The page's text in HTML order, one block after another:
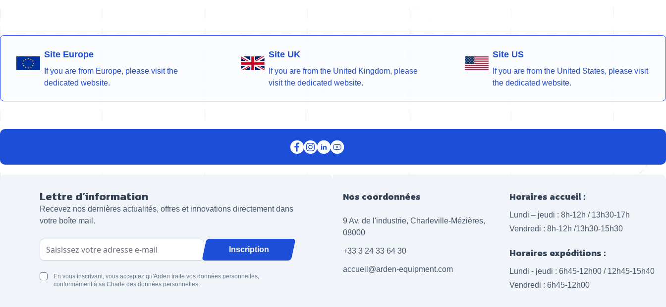
Site Europe
If you are from Europe, please visit the
dedicated website.
Site UK
If you are from the United Kingdom, please
visit the dedicated website.
Site US
If you are from the United States, please visit
the dedicated website.
Lettre d’information
Recevez nos dernières actualités, offres et innovations directement dans
votre boîte mail.
Adresse email Inscription
En vous inscrivant, vous acceptez qu'Arden traite vos données personnelles,
conformément à sa Charte des données personnelles.
Nos coordonnées
9 Av. de l'industrie, Charleville-Mézières,
08000
+33 3 24 33 64 30
accueil@arden-equipment.com
Horaires accueil :
Lundi – jeudi : 8h-12h / 13h30-17h
Vendredi : 8h-12h /13h30-15h30
Horaires expéditions :
Lundi - jeudi : 6h45-12h00 / 12h45-15h40
Vendredi : 6h45-12h00